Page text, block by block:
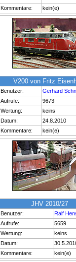
Kommentare:
kein(e)
V200 von Fritz
Benutzer:
Gerhard
Aufrufe:
9673
Wertung:
keins
Datum:
24.8.2010
Kommentare:
kein(e)
JHV 2010/27
Benutzer:
Ralf
Aufrufe:
5659
Wertung:
keins
Datum:
Kommentare:
kein(e)